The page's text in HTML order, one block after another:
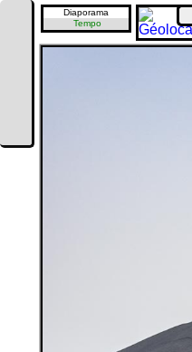
Diaporama
Tempo